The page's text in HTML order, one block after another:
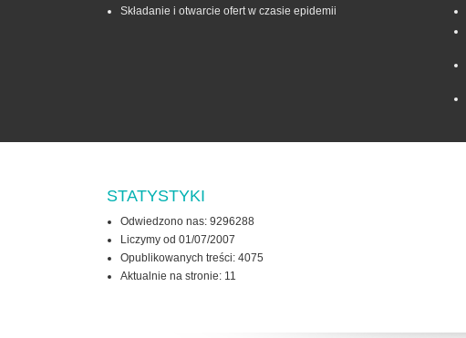
Składanie i otwarcie ofert w czasie epidemii
STATYSTYKI
Odwiedzono nas: 9296288
Liczymy od 01/07/2007
Opublikowanych treści: 4075
Aktualnie na stronie: 11